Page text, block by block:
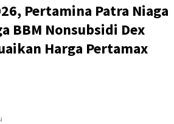
Pertamina Patra Niaga
BBM Nonsubsidi Dex
Harga Pertamax